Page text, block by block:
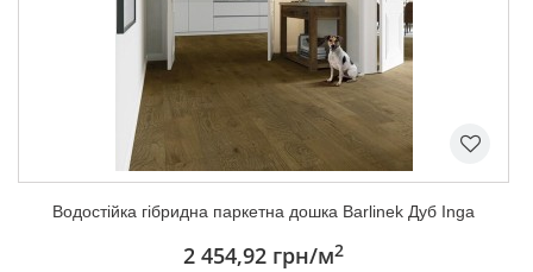
Водостійка гібридна паркетна дошка Barlinek Дуб Inga
2 454,92 грн/м2